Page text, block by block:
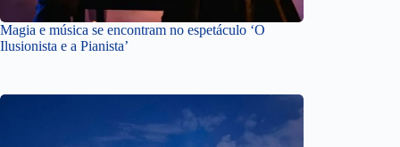
Magia e música se encontram no espetáculo ‘O
Ilusionista e a Pianista’